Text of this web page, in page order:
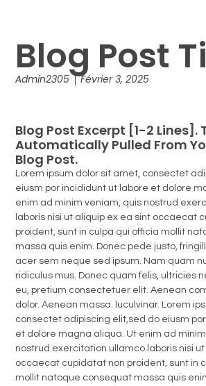
Blog Post
Admin2305 Février 3, 2025
Blog Post Excerpt [1-2 Lines].
Automatically Pulled From
Blog Post.
Lorem ipsum dolor sit amet, consectet
eiusm por incididunt ut labore et dolore
enim ad minim veniam, quis nostrud
laboris nisi ut aliquip ex ea sint occaecat
proident, sunt in culpa qui officia mollit
massa quis enim. Donec pede justo,
acer sem neque sed ipsum. Nam quam
ridiculus mus. Donec quam felis, ultricies
eu, pretium consectetuer elit. Aenean
dolor. Aenean massa. luculvinar. Lorem
consectet adipiscing elit,sed do eiusm
et dolore magna aliqua. Ut enim ad
nostrud exercitation ullamco laboris nisi
occaecat cupidatat non proident, sunt in
mollit natoque consequat massa quis